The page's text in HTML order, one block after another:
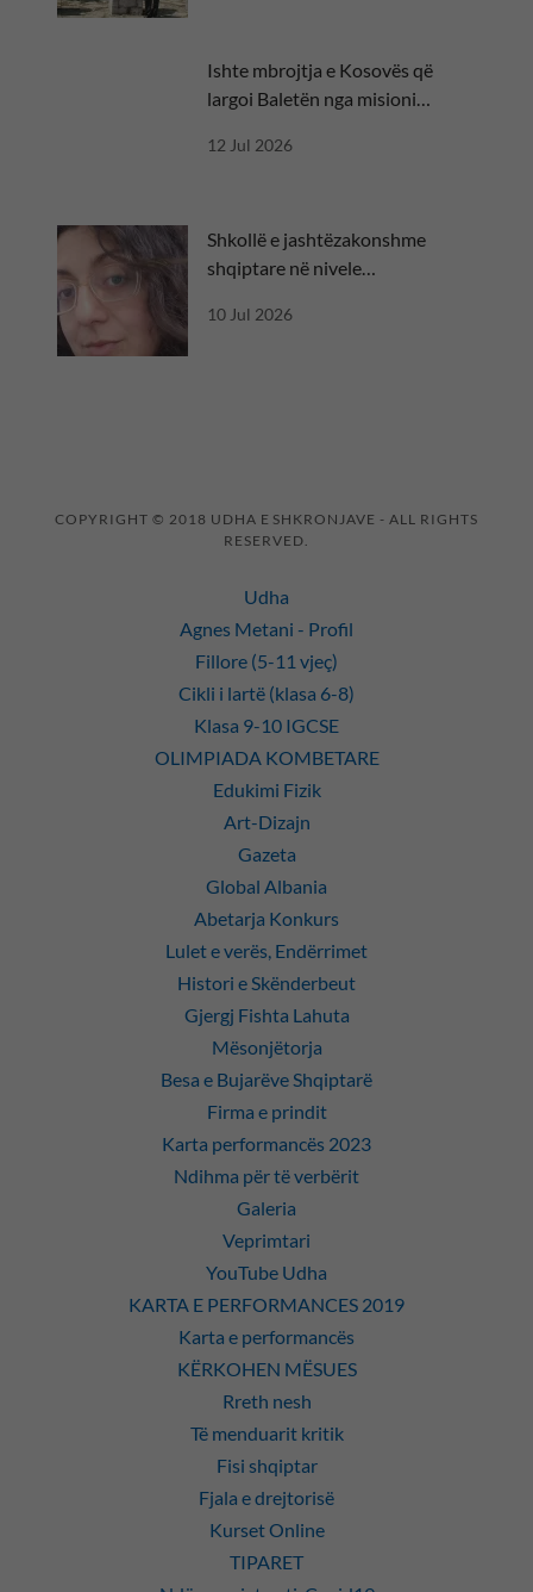
Ishte mbrojtja e Kosovës që
largoi Baletën nga misioni
12 Jul 2026
Shkollë e jashtëzakonshme
shqiptare në nivele
10 Jul 2026
COPYRIGHT © 2018 UDHA E SHKRONJAVE - ALL RIGHTS
RESERVED.
Udha
Agnes Metani - Profil
Fillore (5-11 vjeç)
Cikli i lartë (klasa 6-8)
Klasa 9-10 IGCSE
OLIMPIADA KOMBETARE
Edukimi Fizik
Art-Dizajn
Gazeta
Global Albania
Abetarja Konkurs
Lulet e verës, Endërrimet
Histori e Skënderbeut
Gjergj Fishta Lahuta
Mësonjëtorja
Besa e Bujarëve Shqiptarë
Firma e prindit
Karta performancës 2023
Ndihma për të verbërit
Galeria
Veprimtari
YouTube Udha
KARTA E PERFORMANCES 2019
Karta e performancës
KËRKOHEN MËSUES
Rreth nesh
Të menduarit kritik
Fisi shqiptar
Fjala e drejtorisë
Kurset Online
TIPARET